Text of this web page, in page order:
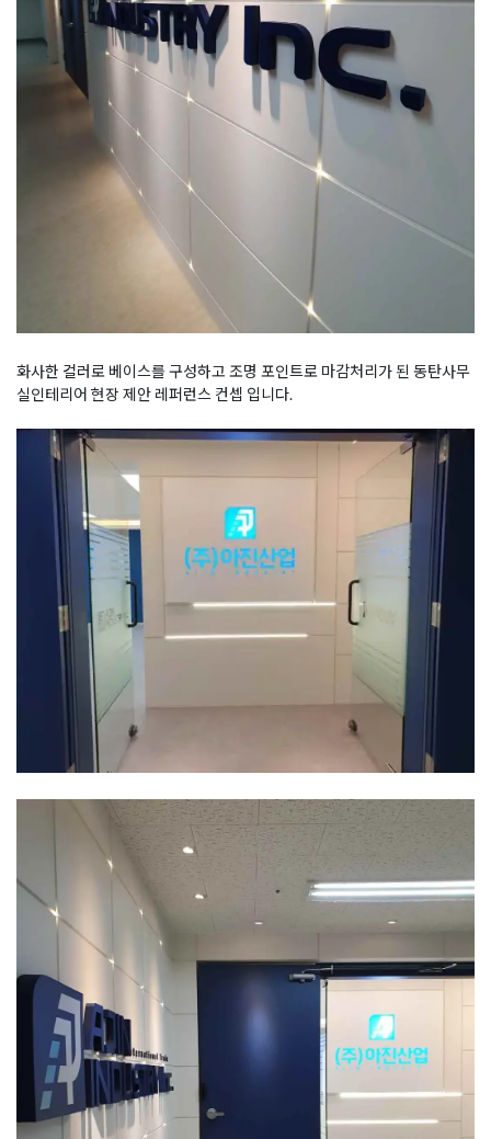
화사한 컬러로 베이스를 구성하고 조명 포인트로 마감처리가 된 동탄사무
실인테리어 현장 제안 레퍼런스 컨셉 입니다.